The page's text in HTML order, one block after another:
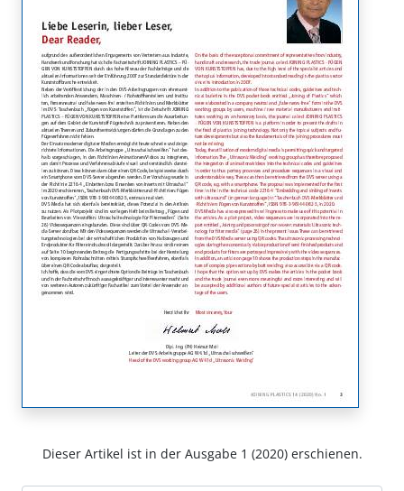
Dieser Artikel ist in der Ausgabe 1 (2020) erschienen.